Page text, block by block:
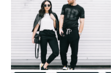
HIS & HER KLOZET: Nike
Super Bowl 50